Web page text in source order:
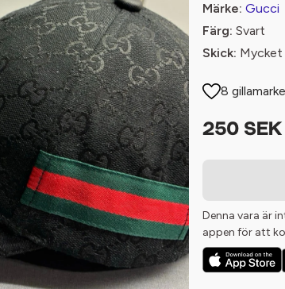
Märke: Gucci
Färg: Svart
Skick: Mycket
8
250 SEK
Denna vara är
appen för att